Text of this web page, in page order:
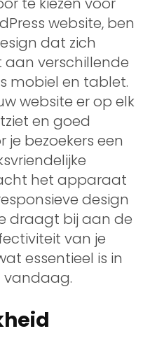
website, ben
dat zich
verschillende
mobiel en tablet.
website er op elk
en goed
bezoekers een
het apparaat
design
draagt bij aan de
van je
essentieel is in
vandaag.